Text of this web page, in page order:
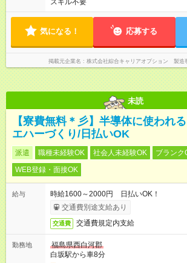
スキル不要
気になる！ 応募する
掲載元企業名 株式会社綜合キャリアオプション 製造
未読
【寮費無料＊彡】半導体に使われ
エハーづくり/日払いOK
派遣 職種未経験OK 社会人未経験OK
ブランク
WEB登録・面接OK
給与
時給1600～2000円 日払いOK！
交通費別途支給あり
交通費 交通費規定内支給
勤務地
福島県西白河郡
白坂駅から車8分